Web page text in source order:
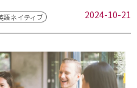
語ネイティブ 2024-10-21